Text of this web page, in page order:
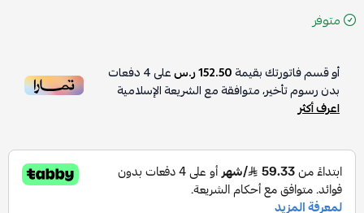
متوفر
أو قسم فاتورتك بقيمة152.50 ر.س على4دفعات
بدون رسوم تأخير، متوافقة مع الشريعة الإسلامية
اعرف أكثر